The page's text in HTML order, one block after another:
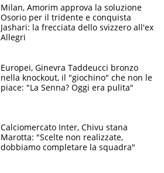
Milan, Amorim approva la soluzione
Osorio per il tridente e conquista
Jashari: la frecciata dello svizzero all'ex
Allegri
Europei, Ginevra Taddeucci bronzo
nella knockout, il "giochino" che non le
piace: "La Senna? Oggi era pulita"
Calciomercato Inter, Chivu stana
Marotta: "Scelte non realizzate,
dobbiamo completare la squadra"